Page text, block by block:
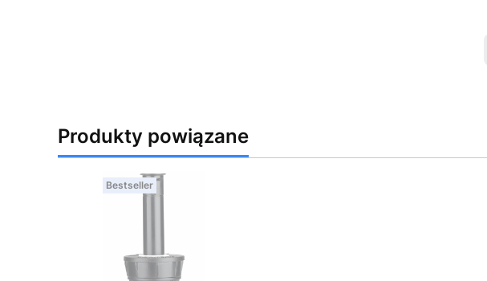
Produkty powiązane
Bestseller